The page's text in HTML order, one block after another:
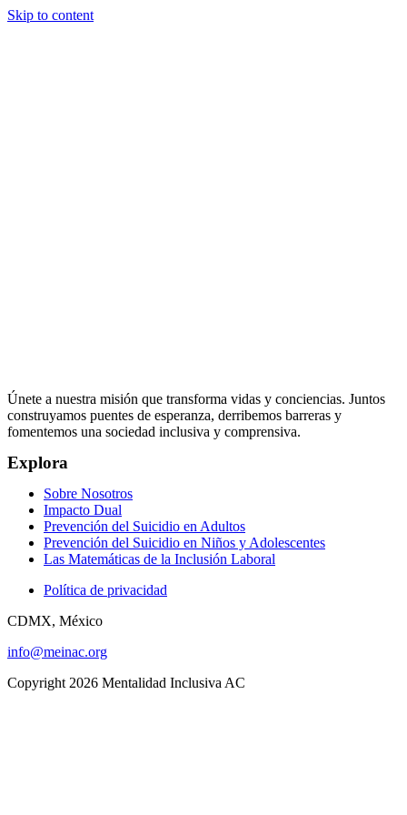
Skip to content
Únete a nuestra misión que transforma vidas y conciencias. Juntos
construyamos puentes de esperanza, derribemos barreras y
fomentemos una sociedad inclusiva y comprensiva.
Explora
Sobre Nosotros
Impacto Dual
Prevención del Suicidio en Adultos
Prevención del Suicidio en Niños y Adolescentes
Las Matemáticas de la Inclusión Laboral
Política de privacidad
CDMX, México
info@meinac.org
Copyright 2026 Mentalidad Inclusiva AC